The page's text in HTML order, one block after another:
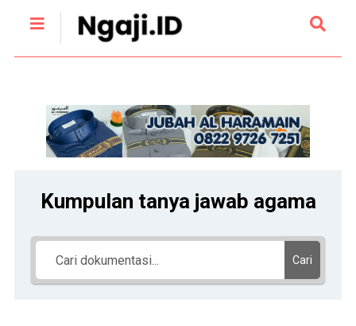
Kumpulan tanya jawab agama
Cari